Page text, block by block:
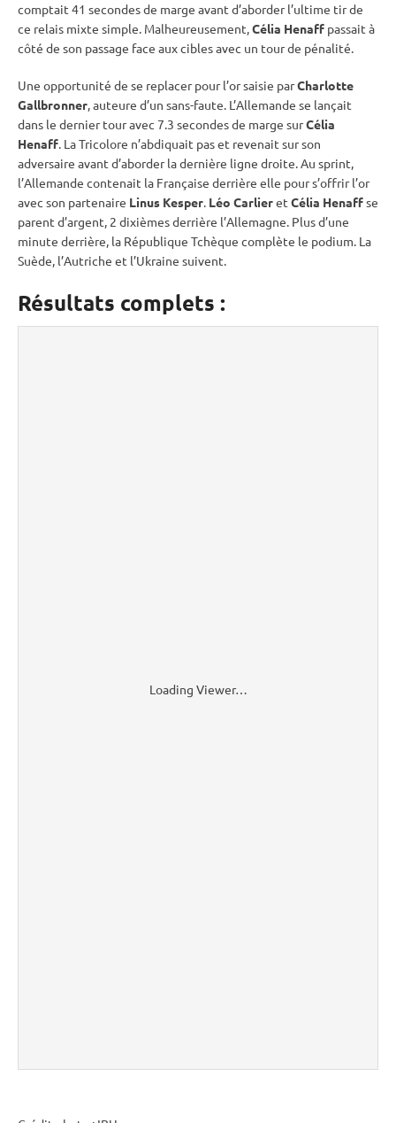
comptait 41 secondes de marge avant d’aborder l’ultime tir de
ce relais mixte simple. Malheureusement,Célia Henaff passait à
côté de son passage face aux cibles avec un tour de pénalité.
Une opportunité de se replacer pour l’or saisie parCharlotte
Gallbronner, auteure d’un sans-faute. L’Allemande se lançait
dans le dernier tour avec 7.3 secondes de marge surCélia
Henaff. La Tricolore n’abdiquait pas et revenait sur son
adversaire avant d’aborder la dernière ligne droite. Au sprint,
l’Allemande contenait la Française derrière elle pour s’offrir l’or
avec son partenaire Linus Kesper. Léo Carlieret Célia Henaffse
parent d’argent, 2 dixièmes derrière l’Allemagne. Plus d’une
minute derrière, la République Tchèque complète le podium. La
Suède, l’Autriche et l’Ukraine suivent.
Résultats complets :
Loading Viewer…